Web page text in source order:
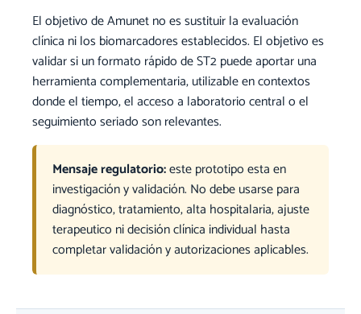
El objetivo de Amunet no es sustituir la evaluación
clínica ni los biomarcadores establecidos. El objetivo es
validar si un formato rápido de ST2 puede aportar una
herramienta complementaria, utilizable en contextos
donde el tiempo, el acceso a laboratorio central o el
seguimiento seriado son relevantes.
Mensaje regulatorio:este prototipo esta en
investigación y validación. No debe usarse para
diagnóstico, tratamiento, alta hospitalaria, ajuste
terapeutico ni decisión clínica individual hasta
completar validación y autorizaciones aplicables.